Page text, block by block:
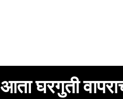
आता घरगुती